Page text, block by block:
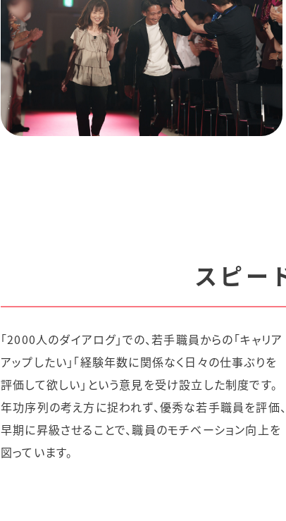
スピー
「2000人のダイアログ」での、若手職員からの「キャリア
アップしたい」「経験年数に関係なく日々の仕事ぶりを
評価して欲しい」という意見を受け設立した制度です。
年功序列の考え方に捉われず、優秀な若手職員を評価、
早期に昇級させることで、職員のモチベーション向上を
図っています。